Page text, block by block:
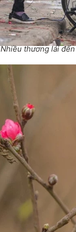
Nhiều thương lái